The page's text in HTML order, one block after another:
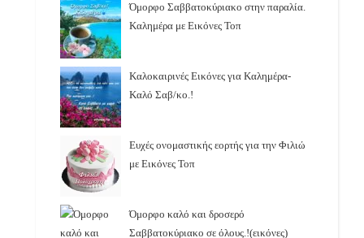
Όμορφο Σαββατοκύριακο στην παραλία.
Καλημέρα με Εικόνες Τοπ
Καλοκαιρινές Εικόνες για Καλημέρα-
Καλό Σαβ/κο.!
Ευχές ονομαστικής εορτής για την Φιλιώ
με Εικόνες Τοπ
Όμορφο καλό και δροσερό
Σαββατοκύριακο σε όλους.!(εικόνες)